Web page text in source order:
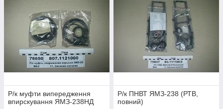
Р/к муфти випередження
впирскування ЯМЗ-238НД
Р/к ПНВТ ЯМЗ-238 (РТВ,
повний)